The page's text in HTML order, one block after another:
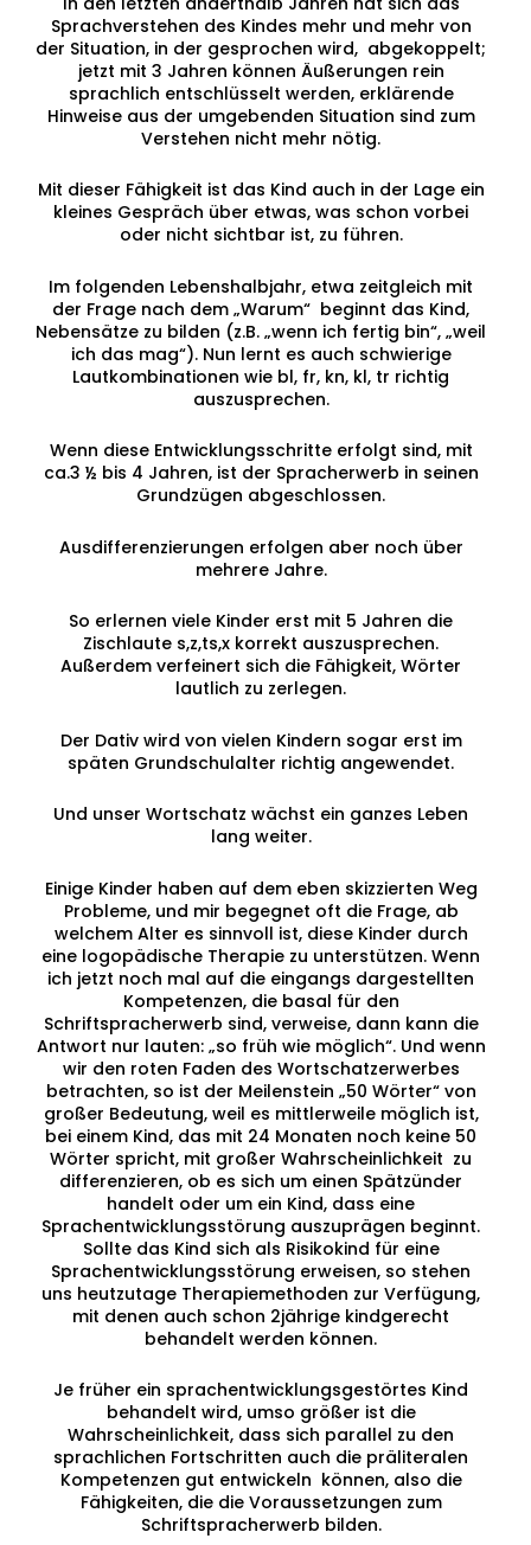
Sprachverstehen des Kindes mehr und mehr von
der Situation, in der gesprochen wird, abgekoppelt;
jetzt mit 3 Jahren können Äußerungen rein
sprachlich entschlüsselt werden, erklärende
Hinweise aus der umgebenden Situation sind zum
Verstehen nicht mehr nötig.
Mit dieser Fähigkeit ist das Kind auch in der Lage ein
kleines Gespräch über etwas, was schon vorbei
oder nicht sichtbar ist, zu führen.
Im folgenden Lebenshalbjahr, etwa zeitgleich mit
der Frage nach dem „Warum“ beginnt das Kind,
Nebensätze zu bilden (z.B. „wenn ich fertig bin“, „weil
ich das mag“). Nun lernt es auch schwierige
Lautkombinationen wie bl, fr, kn, kl, tr richtig
auszusprechen.
Wenn diese Entwicklungsschritte erfolgt sind, mit
ca.3 ½ bis 4 Jahren, ist der Spracherwerb in seinen
Grundzügen abgeschlossen.
Ausdifferenzierungen erfolgen aber noch über
mehrere Jahre.
So erlernen viele Kinder erst mit 5 Jahren die
Zischlaute s,z,ts,x korrekt auszusprechen.
Außerdem verfeinert sich die Fähigkeit, Wörter
lautlich zu zerlegen.
Der Dativ wird von vielen Kindern sogar erst im
späten Grundschulalter richtig angewendet.
Und unser Wortschatz wächst ein ganzes Leben
lang weiter.
Einige Kinder haben auf dem eben skizzierten Weg
Probleme, und mir begegnet oft die Frage, ab
welchem Alter es sinnvoll ist, diese Kinder durch
eine logopädische Therapie zu unterstützen. Wenn
ich jetzt noch mal auf die eingangs dargestellten
Kompetenzen, die basal für den
Schriftspracherwerb sind, verweise, dann kann die
Antwort nur lauten: „so früh wie möglich“. Und wenn
wir den roten Faden des Wortschatzerwerbes
betrachten, so ist der Meilenstein „50 Wörter“ von
großer Bedeutung, weil es mittlerweile möglich ist,
bei einem Kind, das mit 24 Monaten noch keine 50
Wörter spricht, mit großer Wahrscheinlichkeit zu
differenzieren, ob es sich um einen Spätzünder
handelt oder um ein Kind, dass eine
Sprachentwicklungsstörung auszuprägen beginnt.
Sollte das Kind sich als Risikokind für eine
Sprachentwicklungsstörung erweisen, so stehen
uns heutzutage Therapiemethoden zur Verfügung,
mit denen auch schon 2jährige kindgerecht
behandelt werden können.
Je früher ein sprachentwicklungsgestörtes Kind
behandelt wird, umso größer ist die
Wahrscheinlichkeit, dass sich parallel zu den
sprachlichen Fortschritten auch die präliteralen
Kompetenzen gut entwickeln können, also die
Fähigkeiten, die die Voraussetzungen zum
Schriftspracherwerb bilden.